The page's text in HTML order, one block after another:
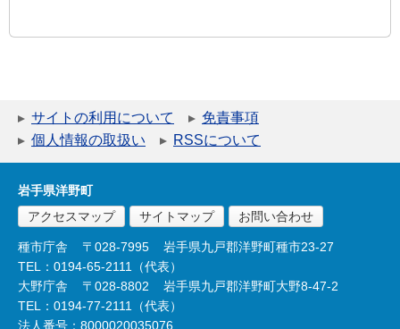
サイトの利用について
免責事項
個人情報の取扱い
RSSについて
岩手県洋野町
アクセスマップ
サイトマップ お問い合わせ
種市庁舎 〒028-7995
岩手県九戸郡洋野町種市23-27
TEL：0194-65-2111（代表）
大野庁舎
〒028-8802
岩手県九戸郡洋野町大野8-47-2
TEL：0194-77-2111（代表）
法人番号：8000020035076